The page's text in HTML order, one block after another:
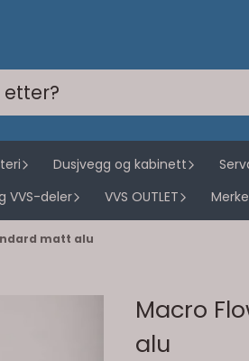
Dusjvegg og kabinett
VVS-deler
VVS OUTLET
matt alu
Macro
alu